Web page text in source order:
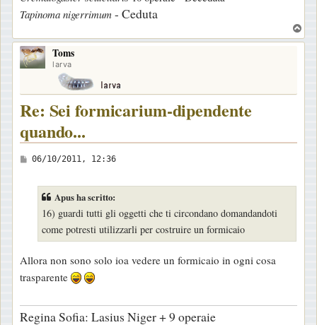
Tapinoma nigerrimum - Ceduta
o
Toms
larva
Re: Sei formicarium-dipendente
quando...
M
g
i
06/10/2011, 12:36
Apus ha scritto:
16) guardi tutti gli oggetti che ti circondano domandandoti
come potresti utilizzarli per costruire un formicaio
Allora non sono solo ioa vedere un formicaio in ogni cosa
trasparente
Regina Sofia: Lasius Niger + 9 operaie